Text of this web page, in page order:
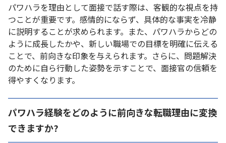
パワハラを理由として面接で話す際は、客観的な視点を持
つことが重要です。感情的にならず、具体的な事実を冷静
に説明することが求められます。また、パワハラからどの
ように成長したかや、新しい職場での目標を明確に伝える
ことで、前向きな印象を与えられます。さらに、問題解決
のために自ら行動した姿勢を示すことで、面接官の信頼を
得やすくなります。
パワハラ経験をどのように前向きな転職理由に変換
できますか?